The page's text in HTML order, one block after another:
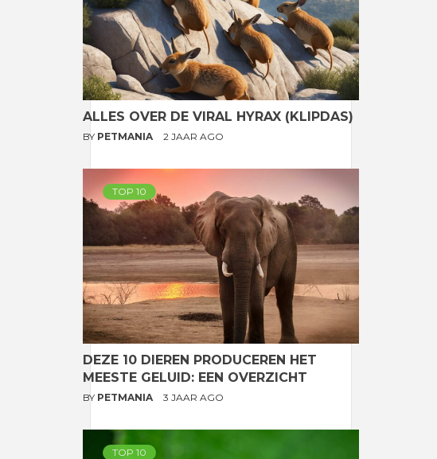
ALLES OVER DE VIRAL HYRAX (KLIPDAS)
BY PETMANIA 2 JAAR AGO
TOP 10
DEZE 10 DIEREN PRODUCEREN HET
MEESTE GELUID: EEN OVERZICHT
BY PETMANIA 3 JAAR AGO
TOP 10